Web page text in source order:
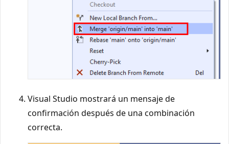
Visual Studio mostrará un mensaje de
confirmación después de una combinación
correcta.